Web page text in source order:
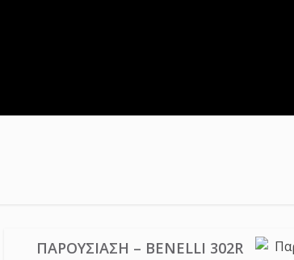
ΠΑΡΟΥΣΊΑΣΗ – BENELLI 302R